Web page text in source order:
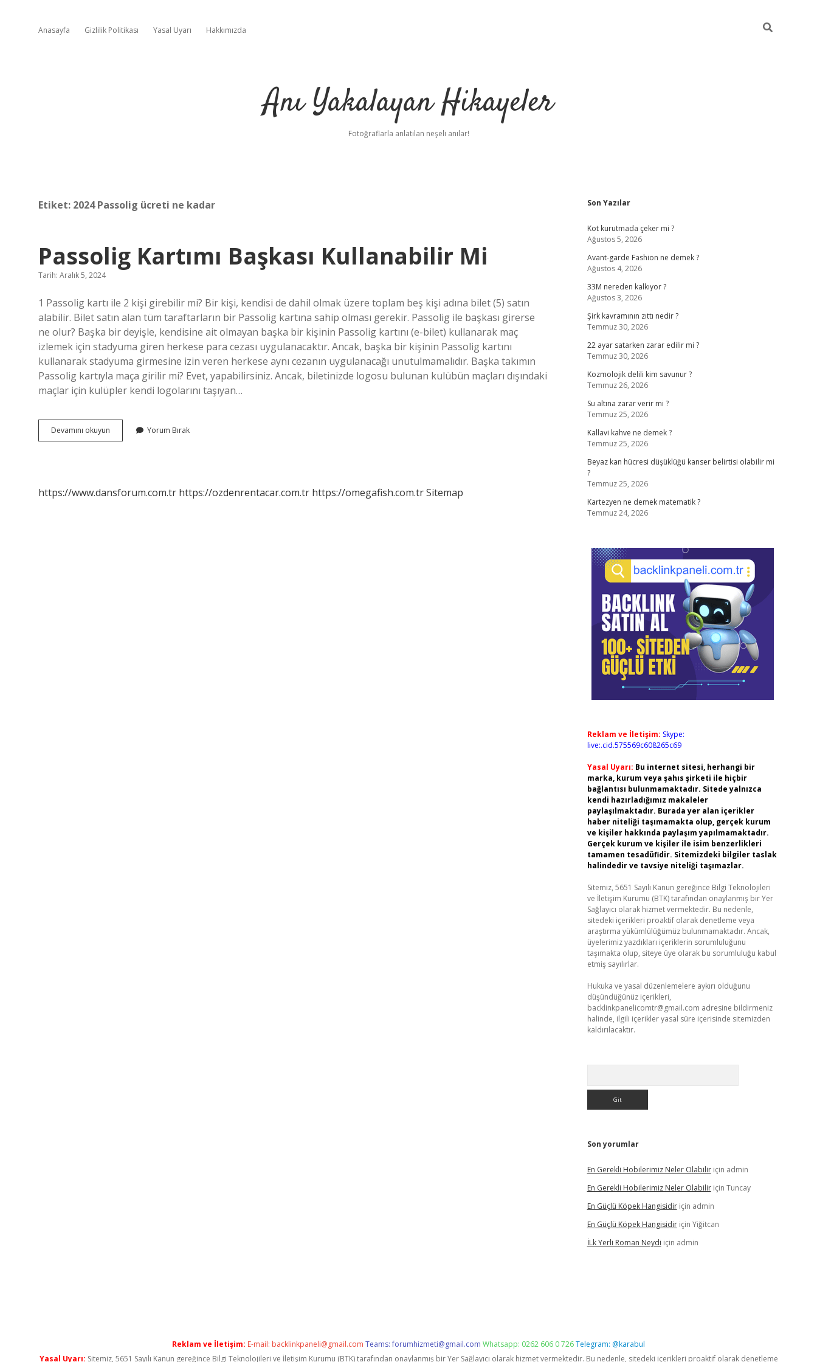
Anasayfa Gizlilik Politikası Yasal Uyarı Hakkımızda
Anı Yakalayan Hikayeler
Fotoğraflarla anlatılan neşeli anılar!
Etiket: 2024 Passolig ücreti ne kadar
Passolig Kartımı Başkası Kullanabilir Mi
Tarih: Aralık 5, 2024
1 Passolig kartı ile 2 kişi girebilir mi? Bir kişi, kendisi de dahil olmak üzere toplam beş kişi adına bilet (5) satın
alabilir. Bilet satın alan tüm taraftarların bir Passolig kartına sahip olması gerekir. Passolig ile başkası girerse
ne olur? Başka bir deyişle, kendisine ait olmayan başka bir kişinin Passolig kartını (e-bilet) kullanarak maç
izlemek için stadyuma giren herkese para cezası uygulanacaktır. Ancak, başka bir kişinin Passolig kartını
kullanarak stadyuma girmesine izin veren herkese aynı cezanın uygulanacağı unutulmamalıdır. Başka takımın
Passolig kartıyla maça girilir mi? Evet, yapabilirsiniz. Ancak, biletinizde logosu bulunan kulübün maçları dışındaki
maçlar için kulüpler kendi logolarını taşıyan…
Devamını okuyun Passolig
Kartımı
Yorum Bırak
https://www.dansforum.com.tr https://ozdenrentacar.com.tr https://omegafish.com.trSitemap
Sidebar
Son Yazılar
Kot kurutmada çeker mi ?
Ağustos 5, 2026
Avant-garde Fashion ne demek ?
Ağustos 4, 2026
33M nereden kalkıyor ?
Ağustos 3, 2026
Şirk kavramının zıttı nedir ?
Temmuz 30, 2026
22 ayar satarken zarar edilir mi ?
Temmuz 30, 2026
Kozmolojik delili kim savunur ?
Temmuz 26, 2026
Su altına zarar verir mi ?
Temmuz 25, 2026
Kallavi kahve ne demek ?
Temmuz 25, 2026
Beyaz kan hücresi düşüklüğü kanser belirtisi olabilir mi
?
Temmuz 25, 2026
Kartezyen ne demek matematik ?
Temmuz 24, 2026
Reklam ve İletişim: Skype:
live:.cid.575569c608265c69
Yasal Uyarı: Bu internet sitesi, herhangi bir
marka, kurum veya şahıs şirketi ile hiçbir
bağlantısı bulunmamaktadır. Sitede yalnızca
kendi hazırladığımız makaleler
paylaşılmaktadır. Burada yer alan içerikler
haber niteliği taşımamakta olup, gerçek kurum
ve kişiler hakkında paylaşım yapılmamaktadır.
Gerçek kurum ve kişiler ile isim benzerlikleri
tamamen tesadüfidir. Sitemizdeki bilgiler taslak
halindedir ve tavsiye niteliği taşımazlar.
Sitemiz, 5651 Sayılı Kanun gereğince Bilgi Teknolojileri
ve İletişim Kurumu (BTK) tarafından onaylanmış bir Yer
Sağlayıcı olarak hizmet vermektedir. Bu nedenle,
sitedeki içerikleri proaktif olarak denetleme veya
araştırma yükümlülüğümüz bulunmamaktadır. Ancak,
üyelerimiz yazdıkları içeriklerin sorumluluğunu
taşımakta olup, siteye üye olarak bu sorumluluğu kabul
etmiş sayılırlar.
Hukuka ve yasal düzenlemelere aykırı olduğunu
düşündüğünüz içerikleri,
backlinkpanelicomtr@gmail.com adresine bildirmeniz
halinde, ilgili içerikler yasal süre içerisinde sitemizden
kaldırılacaktır.
Son yorumlar
En Gerekli Hobilerimiz Neler Olabiliriçin admin
En Gerekli Hobilerimiz Neler Olabiliriçin Tuncay
En Güçlü Köpek Hangisidiriçin admin
En Güçlü Köpek Hangisidiriçin Yiğitcan
İLk Yerli Roman Neydi için admin
Reklam ve İletişim: E-mail: backlinkpaneli@gmail.com Teams:forumhizmeti@gmail.com Whatsapp: 0262 606 0 726Telegram: @karabul
Yasal Uyarı: Sitemiz, 5651 Sayılı Kanun gereğince Bilgi Teknolojileri ve İletişim Kurumu (BTK) tarafından onaylanmış bir Yer Sağlayıcı olarak hizmet vermektedir. Bu nedenle, sitedeki içerikleri proaktif olarak denetleme